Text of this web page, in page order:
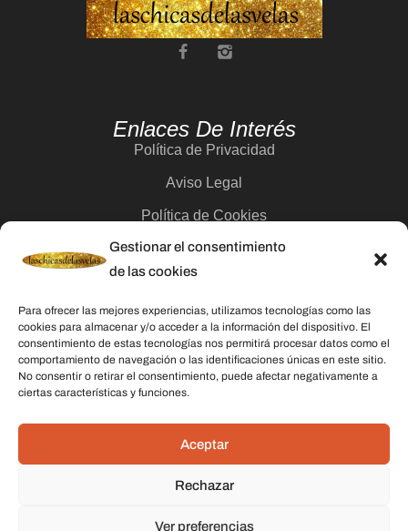
Gestionar el consentimiento
de las cookies
Para ofrecer las mejores experiencias, utilizamos tecnologías como las
cookies para almacenar y/o acceder a la información del dispositivo. El
consentimiento de estas tecnologías nos permitirá procesar datos como el
comportamiento de navegación o las identificaciones únicas en este sitio.
No consentir o retirar el consentimiento, puede afectar negativamente a
ciertas características y funciones.
Aceptar
Rechazar
Ver preferencias
Enlaces De Interés
Política de Privacidad
Aviso Legal
Política de Cookies
Contacto
Categorías
Velas
Inciensos
Aceites esenciales
Datos De Contacto
C/ Stella Maris, 20 50015 Zaragoza